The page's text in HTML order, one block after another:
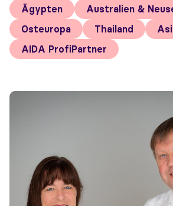
Ägypten
Australien &
Osteuropa
Thailand
AIDA ProfiPartner